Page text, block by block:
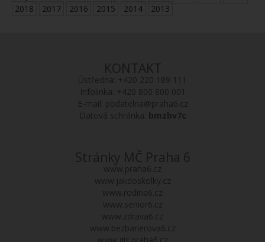
2018
2017 2016 2015 2014 2013
KONTAKT
Ústředna: +420 220 189 111
Infolinka: +420 800 800 001
E-mail: podatelna@praha6.cz
Datová schránka: bmzbv7c
Stránky MČ Praha 6
www.praha6.cz
www.jakdoskolky.cz
www.rodina6.cz
www.senior6.cz
www.zdrava6.cz
www.bezbarierova6.cz